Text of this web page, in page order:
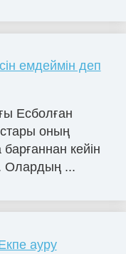
емдеймін деп
Есболған
оның
кейін
Олардың ...
ауру